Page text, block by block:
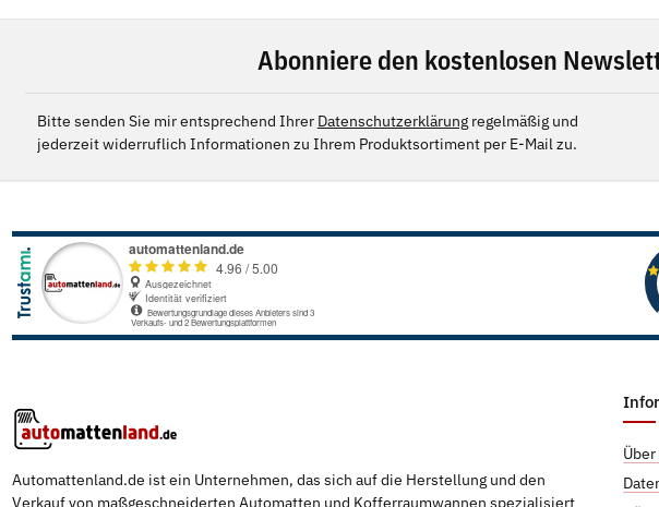
Abonniere den kostenlosen
Bitte senden Sie mir entsprechend Ihrer Datenschutzerklärungregelmäßig und
jederzeit widerruflich Informationen zu Ihrem Produktsortiment per E-Mail zu.
Automattenland.de ist ein Unternehmen, das sich auf die Herstellung und den
Verkauf von maßgeschneiderten Automatten und Kofferraumwannen spezialisiert